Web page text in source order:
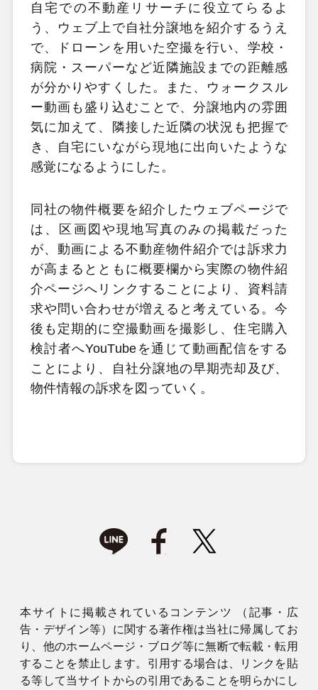
自宅での不動産リサーチに役立てらるよ
う、ウェブ上で自社分譲地を紹介するうえ
で、ドローンを用いた空撮を行い、学校・
病院・スーパーなど近隣施設までの距離感
が分かりやすくした。また、ウォークスル
ー動画も盛り込むことで、分譲地内の雰囲
気に加えて、隣接した近隣の状況も把握で
き、自宅にいながら現地に出向いたような
感覚になるようにした。
同社の物件概要を紹介したウェブページで
は、区画図や現地写真のみの掲載だった
が、動画による不動産物件紹介では訴求力
が高まるとともに概要欄から実際の物件紹
介ページへリンクすることにより、資料請
求や問い合わせが増えると考えている。今
後も定期的に空撮動画を撮影し、住宅購入
検討者へYouTubeを通じて動画配信をする
ことにより、自社分譲地の早期売却及び、
物件情報の訴求を図っていく。
本サイトに掲載されているコンテンツ （記事・広
告・デザイン等）に関する著作権は当社に帰属してお
り、他のホームページ・ブログ等に無断で転載・転用
することを禁止します。引用する場合は、リンクを貼
る等して当サイトからの引用であることを明らかにし